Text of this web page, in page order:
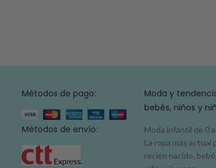
Métodos de pago:
Métodos de envío:
Moda y
bebés, niños y
Moda infantil de 0
La ropa más actual
recién nacido,